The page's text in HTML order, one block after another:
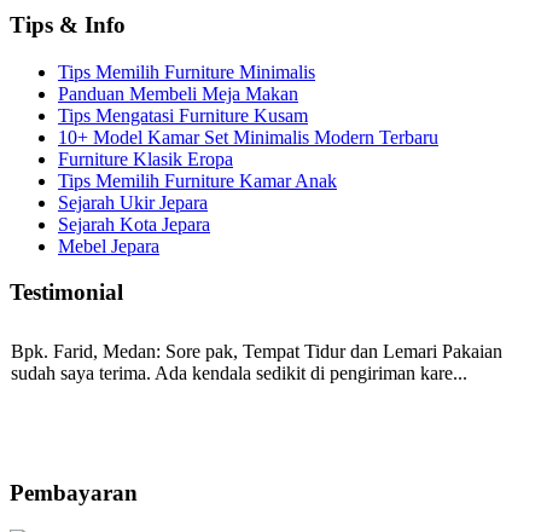
Tips & Info
Tips Memilih Furniture Minimalis
Panduan Membeli Meja Makan
Tips Mengatasi Furniture Kusam
10+ Model Kamar Set Minimalis Modern Terbaru
Furniture Klasik Eropa
Tips Memilih Furniture Kamar Anak
Sejarah Ukir Jepara
Sejarah Kota Jepara
Mebel Jepara
Testimonial
Bpk. Farid, Medan: Sore pak, Tempat Tidur dan Lemari Pakaian
sudah saya terima. Ada kendala sedikit di pengiriman kare...
bale2 dan kursi teras saya sudah saya terima dan p...
Pembayaran